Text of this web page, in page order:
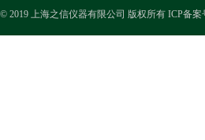
© 2019 上海之信仪器有限公司 版权所有 ICP备案